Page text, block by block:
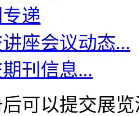
递
座会议动态...
刊信息...
可以提交展